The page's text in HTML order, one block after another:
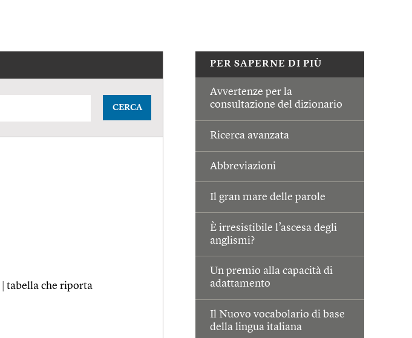
PER SAPERNE DI PIÙ
Avvertenze per la
consultazione del dizionario
Ricerca avanzata
Abbreviazioni
Il gran mare delle parole
È irresistibile l’ascesa degli
anglismi?
Un premio alla capacità di
adattamento
Il Nuovo vocabolario di base
della lingua italiana
CERCA
tabella che riporta